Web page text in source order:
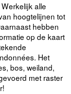
alle
hoogtelijnen tot
hebben
op de kaart
Het
bos, weiland,
met raster